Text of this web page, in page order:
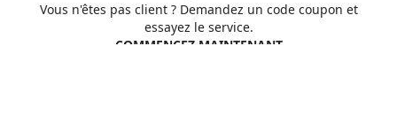
Vous n'êtes pas client ? Demandez un code coupon et
essayez le service.
COMMENCEZ MAINTENANT